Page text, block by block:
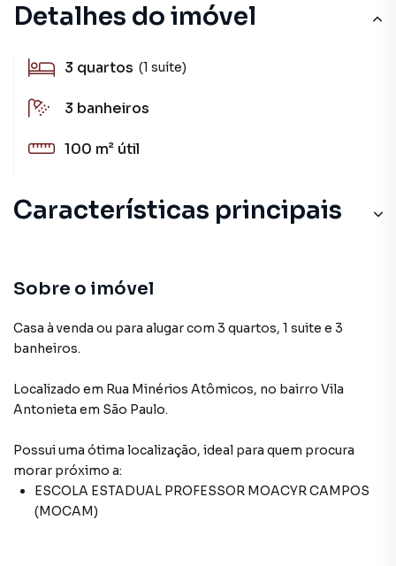
Detalhes do imóvel
3 quartos (1 suíte)
3 banheiros
100 m² útil
Características principais
Sobre o imóvel
Casa à venda ou para alugar com 3 quartos, 1 suite e 3
banheiros.
Localizado em Rua Minérios Atômicos, no bairro Vila
Antonieta em São Paulo.
Possui uma ótima localização, ideal para quem procura
morar próximo a:
ESCOLA ESTADUAL PROFESSOR MOACYR CAMPOS
(MOCAM)